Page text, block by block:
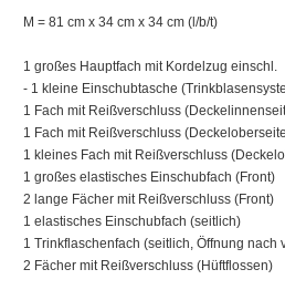
M = 81 cm x 34 cm x 34 cm (l/b/t)
1 großes Hauptfach mit Kordelzug einschl.
- 1 kleine Einschubtasche
1 Fach mit Reißverschluss
1 Fach mit Reißverschluss
1 kleines Fach mit Reißverschluss
1 großes elastisches Einschubfach (Front)
2 lange Fächer mit Reißverschluss (Front)
1 elastisches Einschubfach (seitlich)
1 Trinkflaschenfach (seitlich, Öffnung nach
2 Fächer mit Reißverschluss (Hüftflossen)